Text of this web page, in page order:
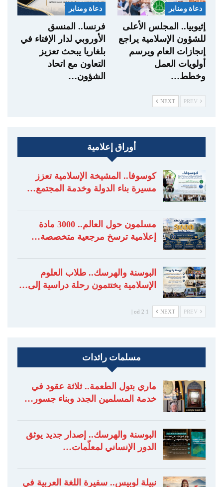
دعاة ومنابر
إثيوبيا.. المجلس الأعلى
للشؤون الإسلامية يراجع
إنجازات العام ويرسم
أولويات العمل
وخطط…
دعاة ومنابر
فرنسا.. المنسق
الأوروبي لدار الإفتاء في
بلغاريا يبحث تعزيز
التعاون مع اتحاد
الشؤون…
NEXT
أوراق إعلامية
كوسوفا.. المشيخة الإسلامية تعزز
مسيرة بناء الدولة وخدمة المجتمع…
مسلمون حول العالم.. 3000 مادة
إعلامية ترسخ مرجعية متخصصة…
البوسنة والهرسك.. طلاب العلوم
الإسلامية يختتمون رحلة دراسية إلى…
NEXT
1 od 2 |
مسلمات رائدات
ماري بتول الطعمة.. ثلاثة عقود في
خدمة المسلمين الجدد وبناء جسور…
البوسنة والهرسك.. إصدار جديد يوثق
الدور الإنساني لمعلّمات…
نبيلة لوبيس.. سفيرة اللغة العربية في